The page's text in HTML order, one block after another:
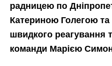
радницею по
Катериною Голегою
швидкого реагування
команди Марією